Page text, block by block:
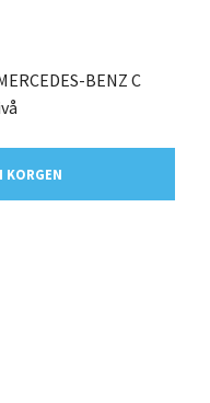
BENZ C
KORGEN